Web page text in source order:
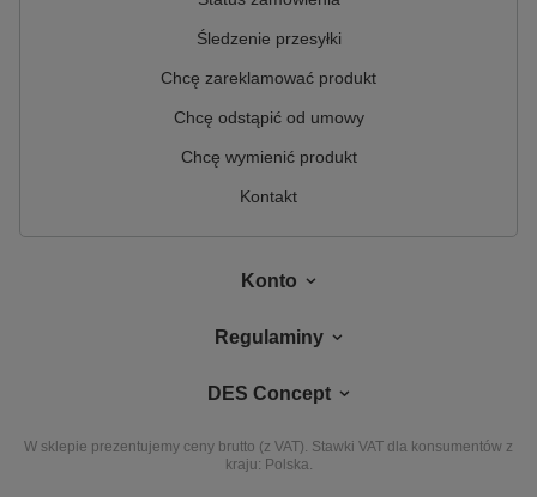
Śledzenie przesyłki
Chcę zareklamować produkt
Chcę odstąpić od umowy
Chcę wymienić produkt
Kontakt
Konto
Regulaminy
DES Concept
W sklepie prezentujemy ceny brutto (z VAT). Stawki VAT dla konsumentów z
kraju: Polska.